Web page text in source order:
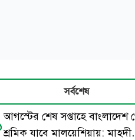
সর্বশেষ
আগস্টের শেষ সপ্তাহে বাংলাদেশ
শ্রমিক যাবে মালয়েশিয়ায়: মাহদী